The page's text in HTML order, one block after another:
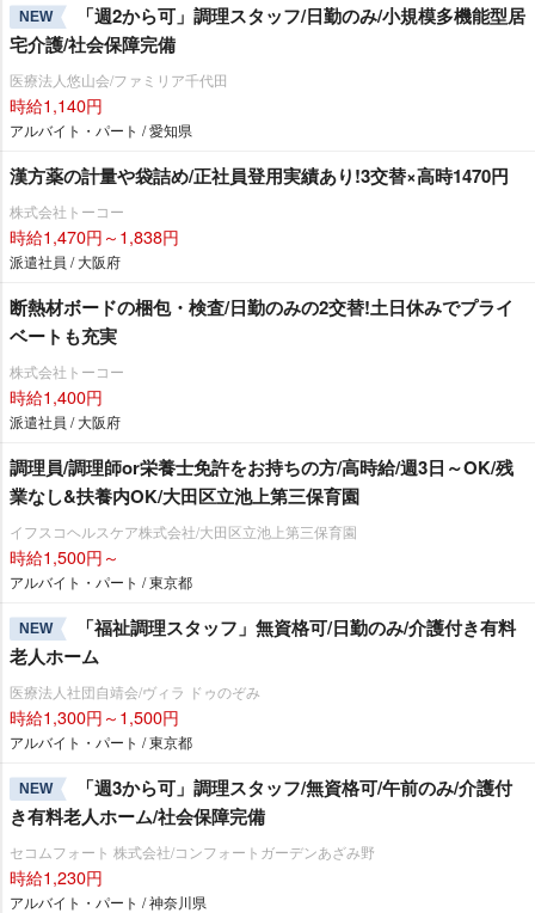
NEW
「週2から可」調理スタッフ/日勤のみ/小規模多機能型居
宅介護/社会保障完備
医療法人悠山会/ファミリア千代田
時給1,140円
アルバイト・パート / 愛知県
漢方薬の計量や袋詰め/正社員登用実績あり!3交替×高時1470円
株式会社トーコー
時給1,470円～1,838円
派遣社員 / 大阪府
断熱材ボードの梱包・検査/日勤のみの2交替!土日休みでプライ
ベートも充実
株式会社トーコー
時給1,400円
派遣社員 / 大阪府
調理員/調理師or栄養士免許をお持ちの方/高時給/週3日～OK/残
業なし&扶養内OK/大田区立池上第三保育園
イフスコヘルスケア株式会社/大田区立池上第三保育園
時給1,500円～
アルバイト・パート / 東京都
NEW
「福祉調理スタッフ」無資格可/日勤のみ/介護付き有料
老人ホーム
医療法人社団自靖会/ヴィラ ドゥのぞみ
時給1,300円～1,500円
アルバイト・パート / 東京都
NEW
「週3から可」調理スタッフ/無資格可/午前のみ/介護付
き有料老人ホーム/社会保障完備
セコムフォート 株式会社/コンフォートガーデンあざみ野
時給1,230円
アルバイト・パート / 神奈川県